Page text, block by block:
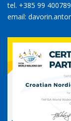
tel. +385 99
email: